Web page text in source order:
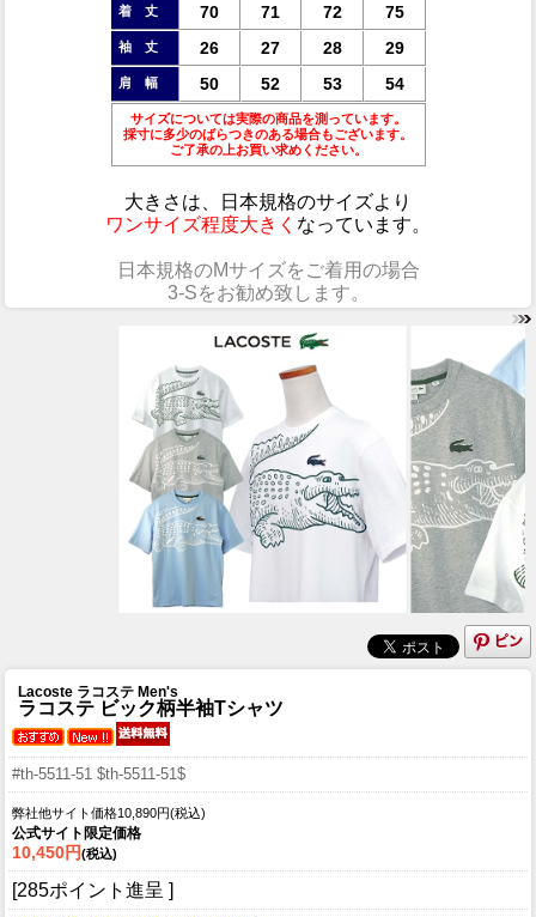
着 丈 70 71 72 75
袖 丈 26 27 28 29
肩 幅 50 52 53 54
サイズについては実際の商品を測っています。
採寸に多少のばらつきのある場合もございます。
ご了承の上お買い求めください。
大きさは、日本規格のサイズより
ワンサイズ程度大きく なっています。
日本規格のMサイズをご着用の場合
3-Sをお勧め致します。
Lacoste ラコステ Men's
ラコステ ビック柄半袖Tシャツ
#th-5511-51 $th-5511-51$
弊社他サイト価格10,890円(税込)
公式サイト限定価格
10,450円(税込)
[285ポイント進呈 ]